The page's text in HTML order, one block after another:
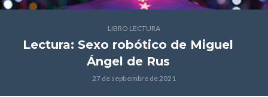
LIBRO LECTURA
Lectura: Sexo robótico de Miguel
Ángel de Rus
27 de septiembre de 2021